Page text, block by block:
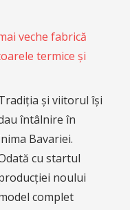
veche fabrică
termice și
și viitorul își
întâlnire în
Bavariei.
cu startul
noului
complet